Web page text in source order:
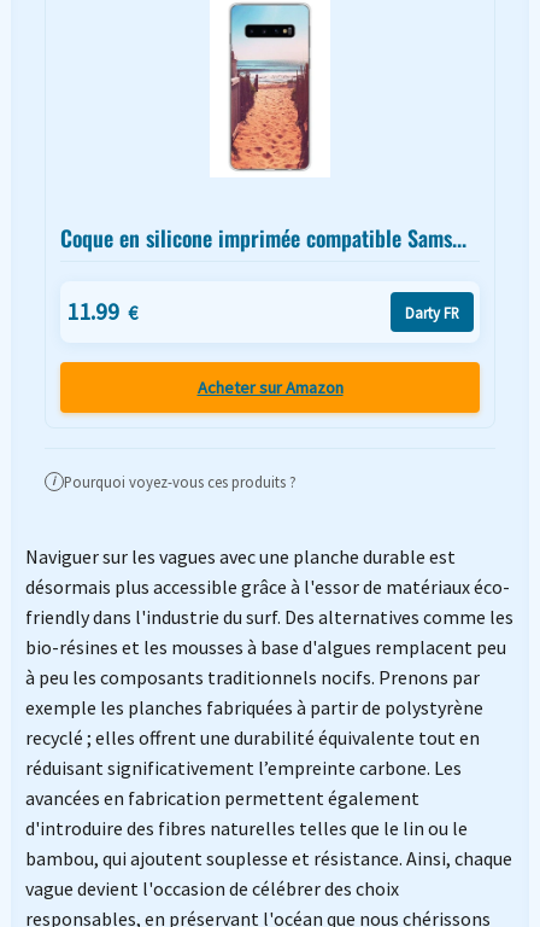
Coque en silicone imprimée compatible Sams...
11.99 € Darty FR
Acheter sur Amazon
i Pourquoi voyez-vous ces produits ?
Naviguer sur les vagues avec une planche durable est
désormais plus accessible grâce à l'essor de matériaux éco-
friendly dans l'industrie du surf. Des alternatives comme les
bio-résines et les mousses à base d'algues remplacent peu
à peu les composants traditionnels nocifs. Prenons par
exemple les planches fabriquées à partir de polystyrène
recyclé ; elles offrent une durabilité équivalente tout en
réduisant significativement l’empreinte carbone. Les
avancées en fabrication permettent également
d'introduire des fibres naturelles telles que le lin ou le
bambou, qui ajoutent souplesse et résistance. Ainsi, chaque
vague devient l'occasion de célébrer des choix
responsables, en préservant l'océan que nous chérissons